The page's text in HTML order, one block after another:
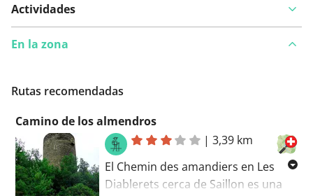
Actividades
En la zona
Rutas recomendadas
Camino de los almendros
|3,39 km
El Chemin des amandiers en Les
Diablerets cerca de Saillon es una